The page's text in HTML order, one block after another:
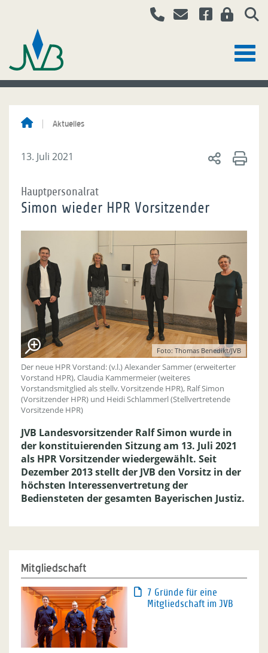
Aktuelles
13. Juli 2021
Hauptpersonalrat
Simon wieder HPR Vorsitzender
Foto: Thomas Benedikt/JVB
Der neue HPR Vorstand: (v.l.) Alexander Sammer (erweiterter
Vorstand HPR), Claudia Kammermeier (weiteres
Vorstandsmitglied als stellv. Vorsitzende HPR), Ralf Simon
(Vorsitzender HPR) und Heidi Schlammerl (Stellvertretende
Vorsitzende HPR)
JVB Landesvorsitzender Ralf Simon wurde in
der konstituierenden Sitzung am 13. Juli 2021
als HPR Vorsitzender wiedergewählt. Seit
Dezember 2013 stellt der JVB den Vorsitz in der
höchsten Interessenvertretung der
Bediensteten der gesamten Bayerischen Justiz.
Mitgliedschaft
7 Gründe für eine
Mitgliedschaft im JVB